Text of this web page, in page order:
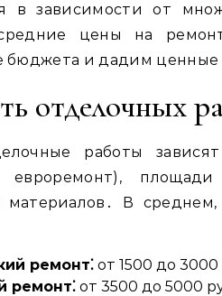
в зависимости от
цены на
бюджета и дадим ценные
отделочных
работы
евроремонт),
материалов․ В
ремонт⁚ от 1500 до
ремонт⁚ от 3500 до 5000